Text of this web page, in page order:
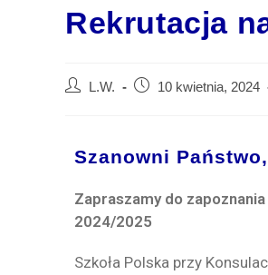
Rekrutacja
L.W. 10 kwietnia, 2024
Szanowni Państwo,
Zapraszamy do
2024/2025
Szkoła Polska przy